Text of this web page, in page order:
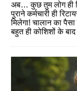
अब… कुछ तुम लोग ही
पुराने कर्मचारी ही
मिलेगा! चालान का
बहुत ही कोशिशों के